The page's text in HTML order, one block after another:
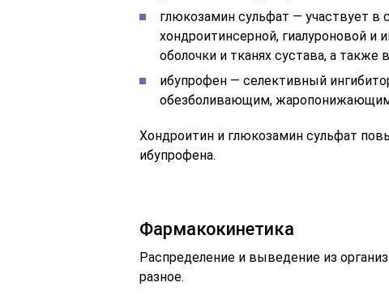
глюкозамин сульфат — участвует в
хондроитинсерной, гиалуроновой
оболочки и тканях сустава, а также
ибупрофен — селективный
обезболивающим,
Хондроитин и глюкозамин сульфат
ибупрофена.
Фармакокинетика
Распределение и выведение из
разное.